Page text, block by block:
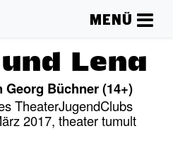
MENÜ
Lena
Büchner (14+)
TheaterJugendClubs
2017, theater tumult